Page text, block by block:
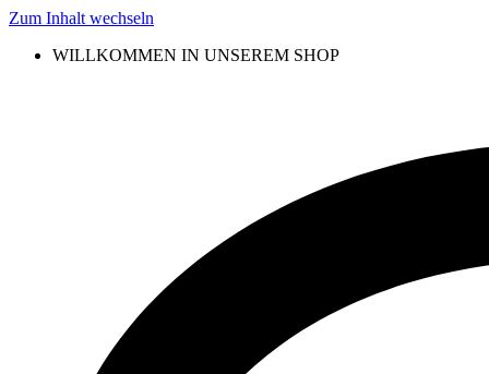
Zum Inhalt wechseln
WILLKOMMEN IN UNSEREM SHOP